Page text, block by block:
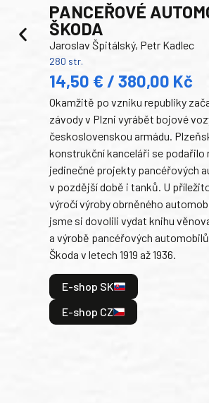
PANCEŘOVÉ
ŠKODA
Jaroslav Špitálský, Petr Kadlec
280 str.
14,50 € / 380,00 Kč
Okamžitě po vzniku republiky
závody v Plzni vyrábět bojové
československou armádu.
konstrukční kanceláři se podařilo
jedinečné projekty pancéřových
v pozdější době i tanků. U
výročí výroby obrněného
jsme si dovolili vydat knihu
a výrobě pancéřových
Škoda v letech 1919 až 1936.
E-shop SK
E-shop CZ